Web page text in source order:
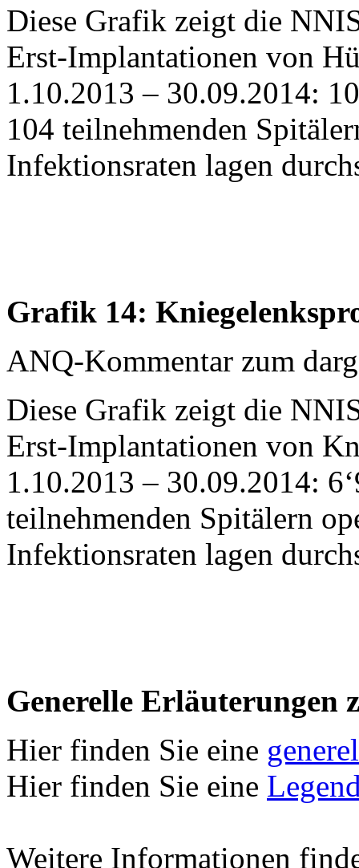
Diese Grafik zeigt die
Erst-Implantationen von
1.10.2013 – 30.09.2014:
104 teilnehmenden
Infektionsraten lagen
Grafik 14:
ANQ-Kommentar zum
Diese Grafik zeigt die
Erst-Implantationen von
1.10.2013 – 30.09.2014:
teilnehmenden Spitälern
Infektionsraten lagen
Generelle Erläuterungen
Hier finden Sie eine
Hier finden Sie eine
Weitere Informationen